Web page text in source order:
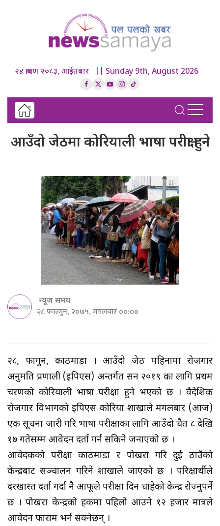
२४ श्रावण २०८३, आईतबार || Sunday 9th, August 2026
आउँदो जेठमा कोरियाली भाषा परीक्षा हुने
न्यूज समय
२८ फाल्गुन, २०७५, मंगलबार ००:००
२८, फागुन, काठमाडौँ । आउँदो जेठ महिनामा रोजगार
अनुमति प्रणाली (इपिएस) अन्तर्गत सन २०१९ का लागि प्रथम
चरणको कोरियाली भाषा परीक्षा हुने भएको छ । वैदेशिक
रोजगार विभागको इपिएस कोरिया शाखाले मंगलबार (आज)
एक सूचना जारी गरि भाषा परीक्षाका लागि आउँदो चैत ८ देखि
१७ गतेसम्म आवेदन दर्ता गर्न सकिने जनाएको छ ।
आवेदकको परीक्षा काठमाडौँ र पोखरा गरि दुई ठाउँको
केन्द्रबाट सञ्चालन गरिने शाखाले जाएको छ । परिक्षार्थीले
दरखास्त दर्ता गर्दा नै आफूले परीक्षा दिन चाहेको केन्द्र रोज्नुपर्ने
छ । पोखरा केन्द्रको हकमा पहिलो आउने १२ हजार मात्रले
आवेदन फाराम भर्न सक्नेछन् ।